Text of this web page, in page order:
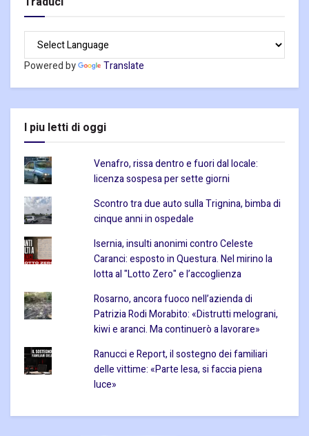
Powered by Translate
I piu letti di oggi
Venafro, rissa dentro e fuori dal locale:
licenza sospesa per sette giorni
Scontro tra due auto sulla Trignina, bimba di
cinque anni in ospedale
Isernia, insulti anonimi contro Celeste
Caranci: esposto in Questura. Nel mirino la
lotta al "Lotto Zero" e l’accoglienza
Rosarno, ancora fuoco nell’azienda di
Patrizia Rodi Morabito: «Distrutti melograni,
kiwi e aranci. Ma continuerò a lavorare»
Ranucci e Report, il sostegno dei familiari
delle vittime: «Parte lesa, si faccia piena
luce»